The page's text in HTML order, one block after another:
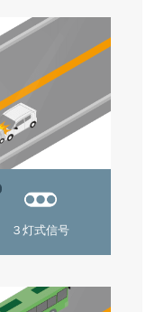
３灯式信号